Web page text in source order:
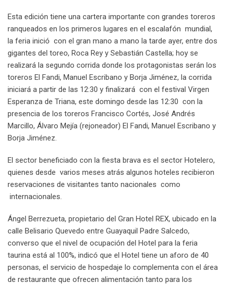
Esta edición tiene una cartera importante con grandes toreros
ranqueados en los primeros lugares en el escalafón mundial,
la feria inició con el gran mano a mano la tarde ayer, entre dos
gigantes del toreo, Roca Rey y Sebastián Castella; hoy se
realizará la segundo corrida donde los protagonistas serán los
toreros El Fandi, Manuel Escribano y Borja Jiménez, la corrida
iniciará a partir de las 12:30 y finalizará con el festival Virgen
Esperanza de Triana, este domingo desde las 12:30 con la
presencia de los toreros Francisco Cortés, José Andrés
Marcillo, Álvaro Mejía (rejoneador) El Fandi, Manuel Escribano y
Borja Jiménez.
El sector beneficiado con la fiesta brava es el sector Hotelero,
quienes desde varios meses atrás algunos hoteles recibieron
reservaciones de visitantes tanto nacionales como
internacionales.
Ángel Berrezueta, propietario del Gran Hotel REX, ubicado en la
calle Belisario Quevedo entre Guayaquil Padre Salcedo,
converso que el nivel de ocupación del Hotel para la feria
taurina está al 100%, indicó que el Hotel tiene un aforo de 40
personas, el servicio de hospedaje lo complementa con el área
de restaurante que ofrecen alimentación tanto para los